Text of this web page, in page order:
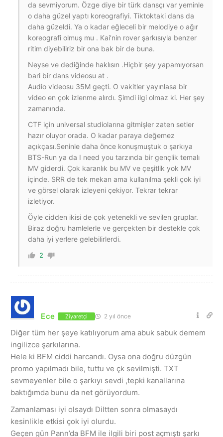
da sevmiyorum. Özge diye bir türk dansçı var yeminle
o daha güzel yaptı koreografiyi. Tiktoktaki dans da
daha güzeldi. Ya o kadar eğleceli bir melodiye o ağır
koreografi olmuş mu . Kai’nin rover şarkısıyla benzer
ritim diyebiliriz bir ona bak bir de buna.
Neyse ve dediğinde haklısın .Hiçbir şey yapamıyorsan
bari bir dans videosu at .
Audio videosu 35M geçti. O vakitler yayınlasa bir
video en çok izlenme alırdı. Şimdi ilgi olmaz ki. Her şey
zamanında.
CTF için universal studiolarına gitmişler zaten setler
hazır oluyor orada. O kadar paraya değemez
açıkçası.Seninle daha önce konuşmuştuk o şarkıya
BTS-Run ya da I need you tarzında bir gençlik temalı
MV giderdi. Çok karanlık bu MV ve çeşitlik yok MV
içinde. SRR de tek mekan ama kullanılma şekli çok iyi
ve görsel olarak izleyeni çekiyor. Tekrar tekrar
izletiyor.
Öyle cidden ikisi de çok yetenekli ve sevilen gruplar.
Biraz doğru hamlelerle ve gerçekten bir destekle çok
daha iyi yerlere gelebilirlerdi.
2
Ece Ziyaretçi 2 yıl önce
Diğer tüm her şeye katılıyorum ama abuk sabuk demem
ingilizce şarkılarına.
Hele ki BFM ciddi harcandı. Oysa ona doğru düzgün
promo yapılmadı bile, tuttu ve çk sevilmişti. TXT
sevmeyenler bile o şarkıyı sevdi ,tepki kanallarına
baktığımda bunu da net görüyordum.
Zamanlaması iyi olsaydı Diltten sonra olmasaydı
kesinlikle etkisi çok iyi olurdu.
Geçen gün Pann’da BFM ile ilgili biri post açmıştı şarkı